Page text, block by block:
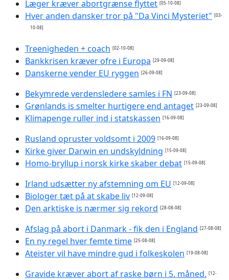
Læger kræver abortgrænse flyttet [05-10-08]
Hver anden dansker tror på "Da Vinci Mysteriet" [03-
10-08]
Treenigheden + coach [02-10-08]
Bankkrisen kræver ofre i Europa [29-09-08]
Danskerne vender EU ryggen [26-09-08]
Bekymrede verdensledere samles i FN [23-09-08]
Grønlands is smelter hurtigere end antaget [23-09-08]
Klimapenge ruller ind i statskassen [16-09-08]
Rusland opruster voldsomt i 2009 [16-09-08]
Kirke giver Darwin en undskyldning [15-09-08]
Homo-bryllup i norsk kirke skaber debat [15-09-08]
Irland udsætter ny afstemning om EU [12-09-08]
Biologer tæt på at skabe liv [12-09-08]
Den arktiske is nærmer sig rekord [28-08-08]
Afslag på abort i Danmark - fik den i England [27-08-08]
En ny regel hver femte time [25-08-08]
Ateister vil have mindre gud i folkeskolen [19-08-08]
Gravide kræver abort af raske børn i 5. måned. [12-